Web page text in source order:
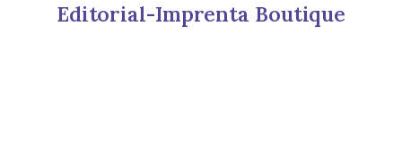
Editorial-Imprenta Boutique